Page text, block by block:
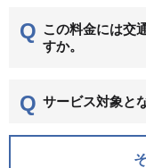
この料金には交
すか。
サービス対象と